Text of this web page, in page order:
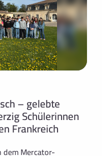
– gelebte
Schülerinnen
Frankreich
dem Mercator-